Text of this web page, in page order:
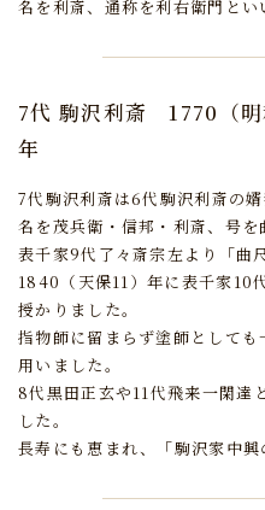
名を利斎、通称を利右衛門とい
7代 駒沢利斎1770（
年
7代駒沢利斎は6代駒沢利斎の婿
名を茂兵衛・信邦・利斎、号を
表千家9代了々斎宗左より「曲
1840（天保11）年に表千家10
授かりました。
指物師に留まらず塗師として
用いました。
8代黒田正玄や11代飛来一閑達
した。
長寿にも恵まれ、「駒沢家中興